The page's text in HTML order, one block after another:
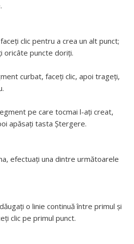
clic pentru a crea un alt punct;
oricâte puncte doriți.
curbat, faceți clic, apoi trageți,
pe care tocmai l-ați creat,
apăsați tasta Ștergere.
efectuați una dintre următoarele
o linie continuă între primul şi
clic pe primul punct.